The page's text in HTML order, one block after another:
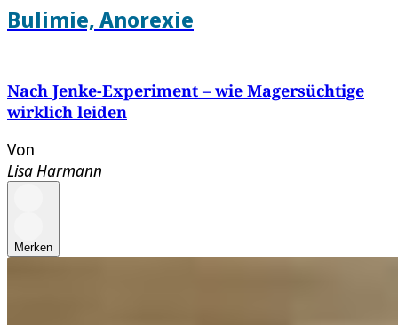
Bulimie, Anorexie
Nach Jenke-Experiment – wie Magersüchtige
wirklich leiden
Von
Lisa Harmann
Merken